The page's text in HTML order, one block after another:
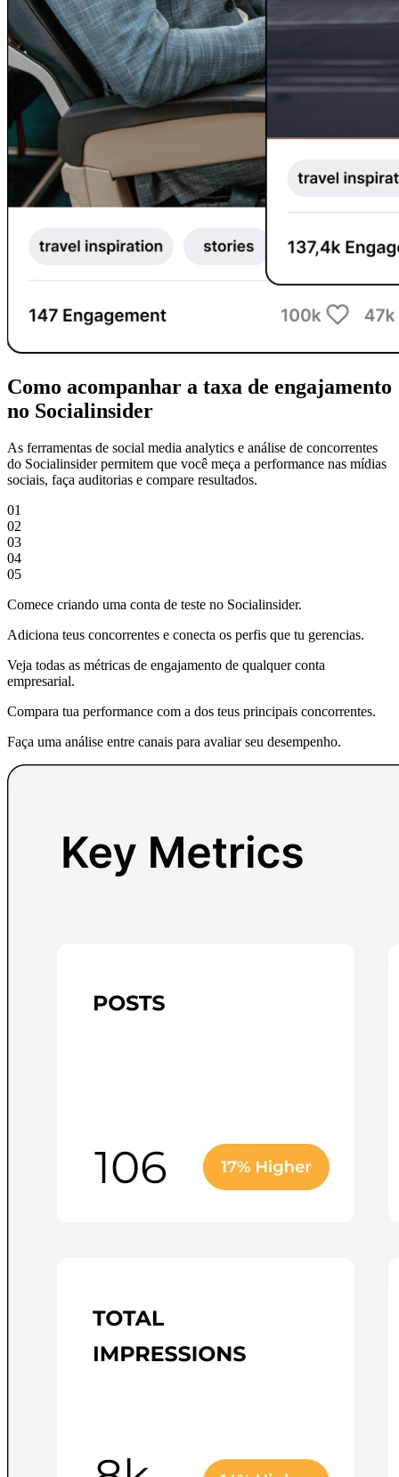
Como acompanhar a taxa de engajamento
no Socialinsider
As ferramentas de social media analytics e análise de concorrentes
do Socialinsider permitem que você meça a performance nas mídias
sociais, faça auditorias e compare resultados.
01
02
03
04
05
Comece criando uma conta de teste no Socialinsider.
Adiciona teus concorrentes e conecta os perfis que tu gerencias.
Veja todas as métricas de engajamento de qualquer conta
empresarial.
Compara tua performance com a dos teus principais concorrentes.
Faça uma análise entre canais para avaliar seu desempenho.